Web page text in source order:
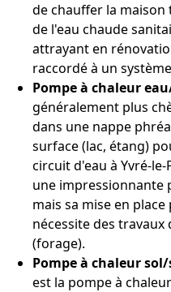
de chauffer la
de l'eau chaude
attrayant en
raccordé à un
Pompe à chaleur
généralement plus
dans une nappe
surface (lac, étang)
circuit d'eau à Yvré-
une impressionnante
mais sa mise en
nécessite des
(forage).
Pompe à chaleur sol/
est la pompe à